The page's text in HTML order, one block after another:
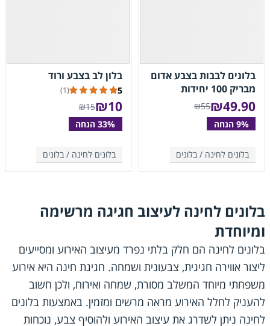
בלונים לבבות בצבע אדום
מבריק 100 יחידות
בלונים לחינה / בלונים
₪55 49.90
₪
בלון לב בצבע ורוד
בלונים לחינה /בלונים
5
(1)
₪15 10
₪
בלונים לחינה לעיצוב חגיגה מרשימה
ומיוחדת
בלונים לחינה הם חלק בלתי נפרד מעיצוב האירוע ומסייעים
ליצור אווירה חגיגית, צבעונית ושמחה. חגיגת חינה היא אירוע
משפחתי מיוחד המשלב מסורת, שמחה ואירוח, ולכן חשוב
להעניק לחלל האירוע מראה מרשים ומזמין. באמצעות בלונים
לחינה ניתן לשדרג את עיצוב האירוע ולהוסיף צבע, נוכחות